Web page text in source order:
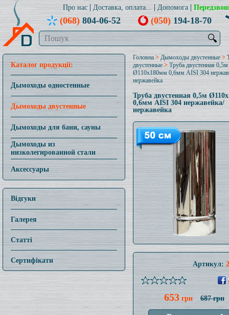
Про нас Доставка, оплата... Допомога
(068)804-06-52 (050)194-18-70
🔍
Каталог продукції:
Дымоходы одностенные
Дымоходы двустенные
Дымоходы для бани, сауны
Дымоходы из
низколегированной стали
Аксессуары
Відгуки
Галерея
Статті
Сертифікати
Головна > Дымоходы двустенные >
двустенные>Труба двустенная 0,5м
Ø110x180мм 0,6мм AISI 304
нержавейка
Труба двустенная 0,5м
0,6мм AISI 304 нержавейка/
нержавейка
Артикул:
653 грн 687 грн